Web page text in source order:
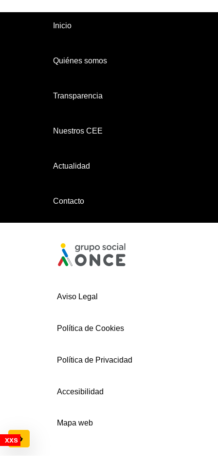
Configuración de cookies
Inicio
Quiénes somos
Transparencia
Nuestros CEE
Actualidad
Contacto
Aviso Legal
Política de Cookies
Política de Privacidad
Accesibilidad
Mapa web